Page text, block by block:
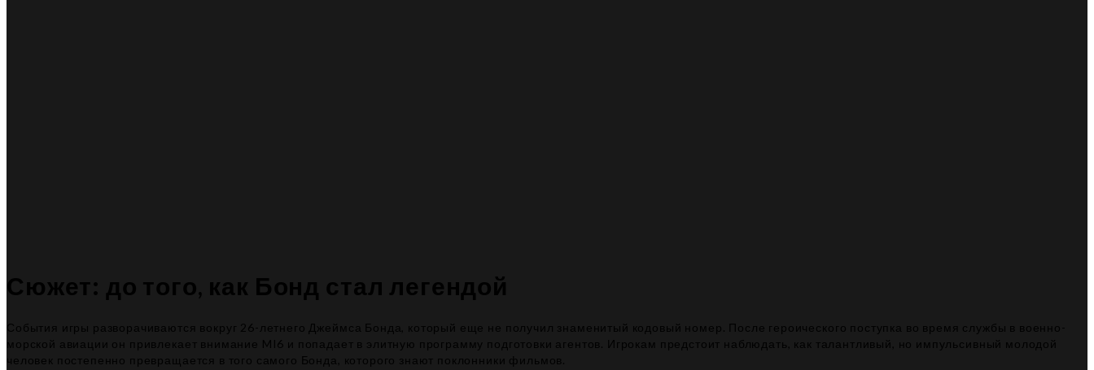
Сюжет: до того, как Бонд стал легендой
События игры разворачиваются вокруг 26-летнего Джеймса Бонда, который еще не получил знаменитый кодовый номер. После героического поступка во время службы в военно-
морской авиации он привлекает внимание MI6 и попадает в элитную программу подготовки агентов. Игрокам предстоит наблюдать, как талантливый, но импульсивный молодой
человек постепенно превращается в того самого Бонда, которого знают поклонники фильмов.